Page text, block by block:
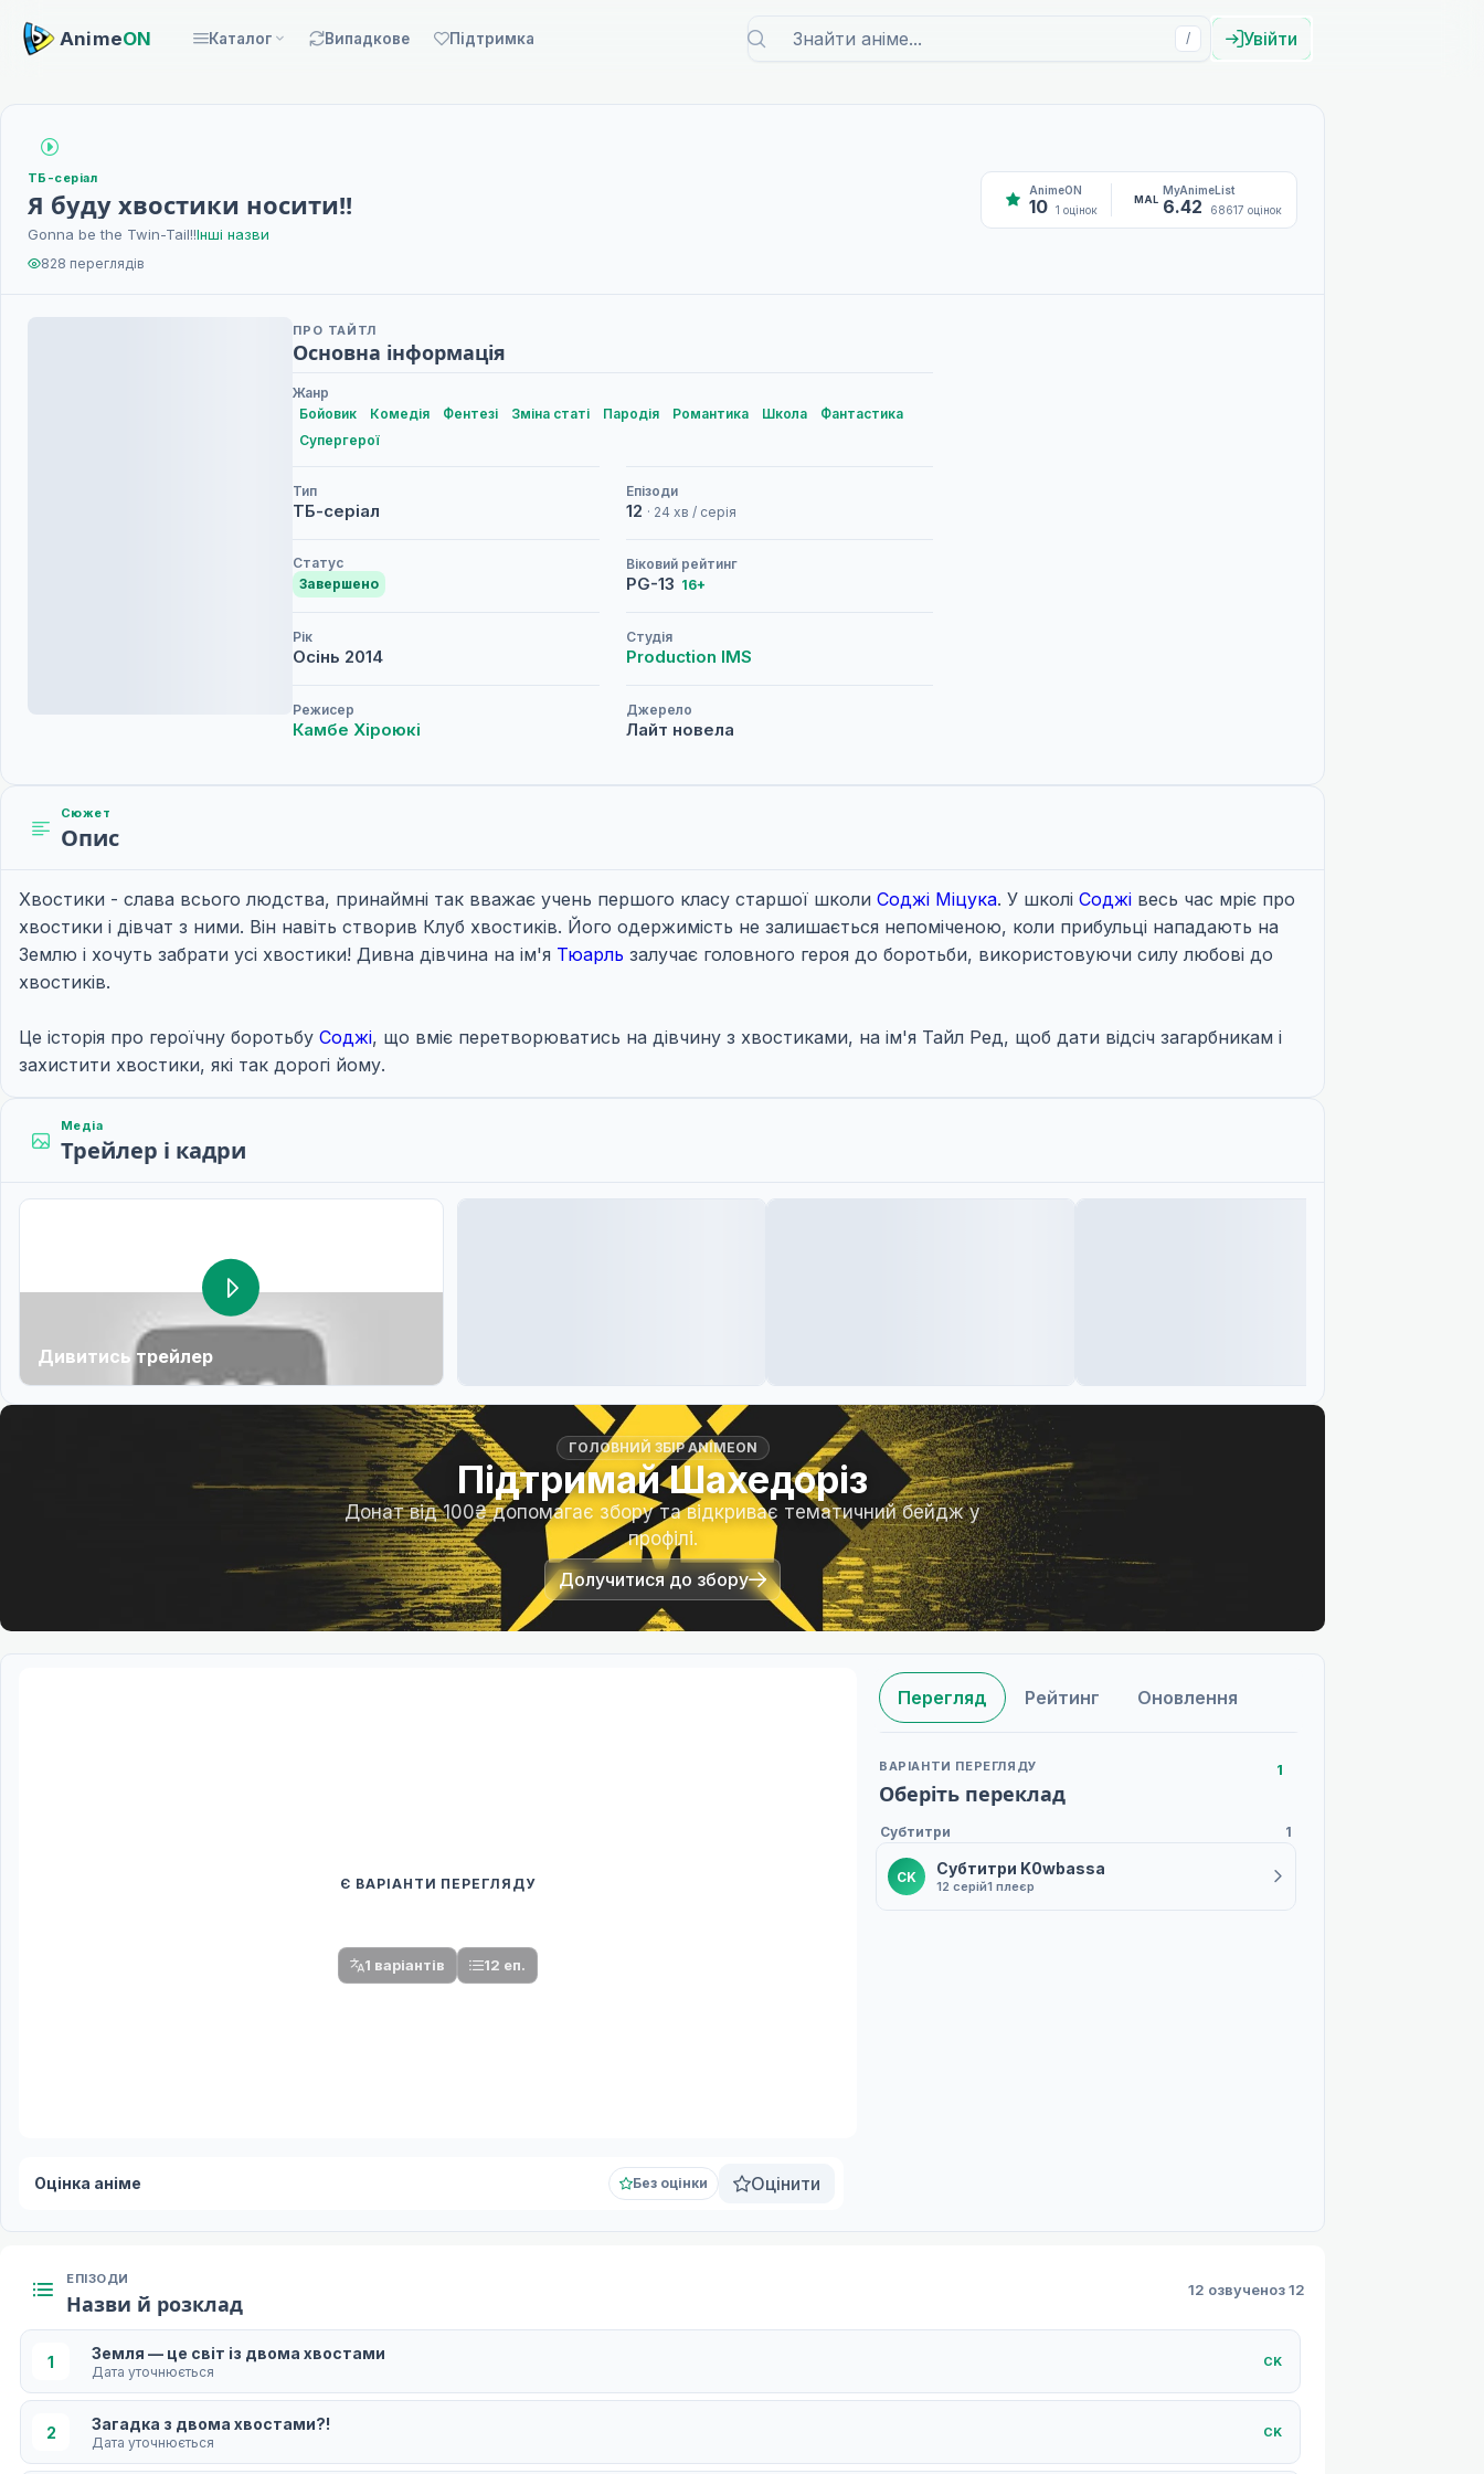
AnimeON Каталог Випадкове Підтримка / Увійти
ТБ-серіал
Я буду хвостики носити!!
Gonna be the Twin-Tail!!Інші назви
828 переглядів
AnimeON
10 1 оцінок
MAL
MyAnimeList
6.42 68617 оцінок
ПРО ТАЙТЛ
Основна інформація
Жанр
Бойовик
Комедія Фентезі Зміна статі Пародія Романтика Школа
Фантастика
Супергерої
Тип
ТБ-серіал
Епізоди
12 · 24 хв / серія
Статус
Завершено
Віковий рейтинг
PG-13 16+
Рік
Осінь 2014
Студія
Production IMS
Режисер
Камбе Хіроюкі
Джерело
Лайт новела
Сюжет
Опис
Хвостики - слава всього людства, принаймні так вважає учень першого класу старшої школи Соджі Міцука. У школі Соджі весь час мріє про
хвостики і дівчат з ними. Він навіть створив Клуб хвостиків. Його одержимість не залишається непоміченою, коли прибульці нападають на
Землю і хочуть забрати усі хвостики! Дивна дівчина на ім'я Тюарль залучає головного героя до боротьби, використовуючи силу любові до
хвостиків.
Це історія про героїчну боротьбу Соджі, що вміє перетворюватись на дівчину з хвостиками, на ім'я Тайл Ред, щоб дати відсіч загарбникам і
захистити хвостики, які так дорогі йому.
Медіа
Трейлер і кадри
Дивитись трейлер
ГОЛОВНИЙ ЗБІР ANIMEON
Підтримай Шахедоріз
Донат від 100₴ допомагає збору та відкриває тематичний бейдж у
профілі.
Долучитися до збору
Є ВАРІАНТИ ПЕРЕГЛЯДУ
1 варіантів 12 еп.
Оцінка аніме Без оцінки Оцінити
Перегляд Рейтинг Оновлення
ВАРІАНТИ ПЕРЕГЛЯДУ
Оберіть переклад
1
Субтитри 1
СK Субтитри K0wbassa
12 серій1 плеєр
ЕПІЗОДИ
Назви й розклад
12 озвученоз 12
1 Земля — це світ із двома хвостами
Дата уточнюється
СK
2 Загадка з двома хвостами?!
Дата уточнюється
СK